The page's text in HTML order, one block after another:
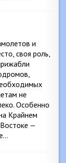
и
своя роль,
не
Особенно
Крайнем
—